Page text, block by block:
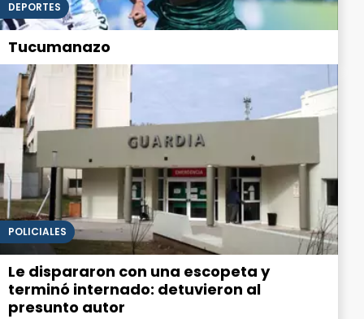
DEPORTES
Tucumanazo
POLICIALES
Le dispararon con una escopeta y
terminó internado: detuvieron al
presunto autor